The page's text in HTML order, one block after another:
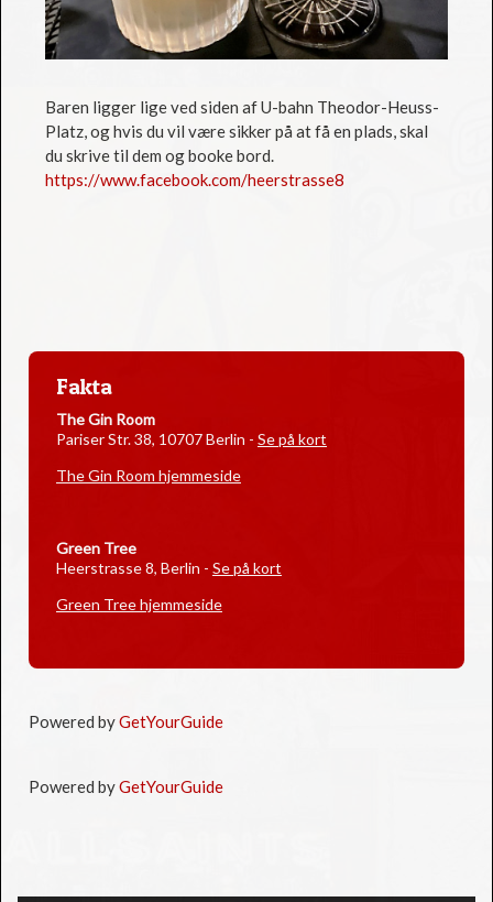
Baren ligger lige ved siden af U-bahn Theodor-Heuss-
Platz, og hvis du vil være sikker på at få en plads, skal
du skrive til dem og booke bord.
https://www.facebook.com/heerstrasse8
Fakta
The Gin Room
Pariser Str. 38, 10707 Berlin - Se på kort
The Gin Room hjemmeside
Green Tree
Heerstrasse 8, Berlin - Se på kort
Green Tree hjemmeside
Powered byGetYourGuide
Powered byGetYourGuide